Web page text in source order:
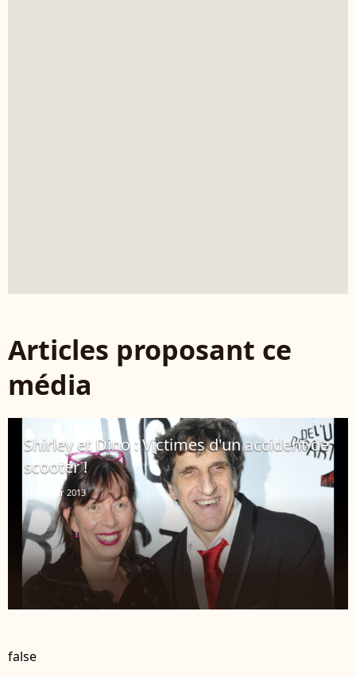
Articles proposant ce
média
Shirley et Dino : Victimes d'un accident de
scooter !
11 janvier 2013
false